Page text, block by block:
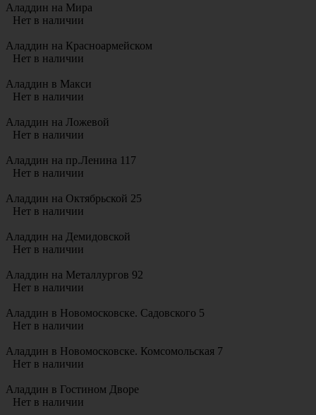
Аладдин на Мира
Нет в наличии
Аладдин на Красноармейском
Нет в наличии
Аладдин в Макси
Нет в наличии
Аладдин на Ложевой
Нет в наличии
Аладдин на пр.Ленина 117
Нет в наличии
Аладдин на Октябрьской 25
Нет в наличии
Аладдин на Демидовской
Нет в наличии
Аладдин на Металлургов 92
Нет в наличии
Аладдин в Новомосковске. Садовского 5
Нет в наличии
Аладдин в Новомосковске. Комсомольская 7
Нет в наличии
Аладдин в Гостином Дворе
Нет в наличии